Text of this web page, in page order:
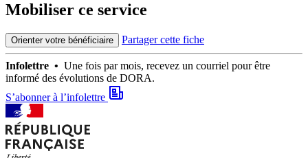
Mobiliser ce service
Orienter votre bénéficiaire Partager cette fiche
Infolettre • Une fois par mois, recevez un courriel pour être
informé des évolutions de DORA.
S’abonner à l’infolettre